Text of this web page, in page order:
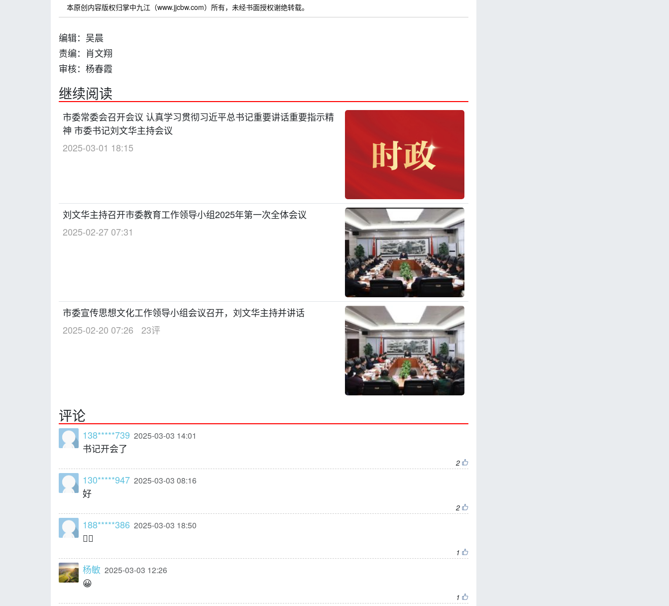
本原创内容版权归掌中九江（www.jjcbw.com）所有，未经书面授权谢绝转载。
编辑：吴晨
责编：肖文翔
审核：杨春霞
继续阅读
市委常委会召开会议 认真学习贯彻习近平总书记重要讲话重要指示精
神 市委书记刘文华主持会议
2025-03-01 18:15
刘文华主持召开市委教育工作领导小组2025年第一次全体会议
2025-02-27 07:31
市委宣传思想文化工作领导小组会议召开，刘文华主持并讲话
2025-02-20 07:26
23评
评论
138*****739 2025-03-03 14:01
书记开会了
2
130*****947 2025-03-03 08:16
好
2
188*****386 2025-03-03 18:50
👍🏻
1
杨敏 2025-03-03 12:26
😀
1